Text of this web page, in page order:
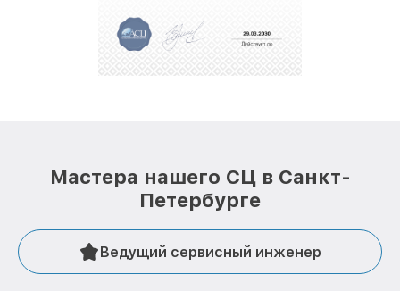
За годы своей деятельности мы получали только
положительные отзывы и обрели отличную
стараемся каждый день делать наш сервис еще
Мастера нашего СЦ в Санкт-
Петербурге
Ведущий сервисный инженер